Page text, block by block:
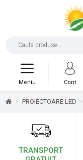
Cont
Meniu
PROIECTOARE LED
TRANSPORT